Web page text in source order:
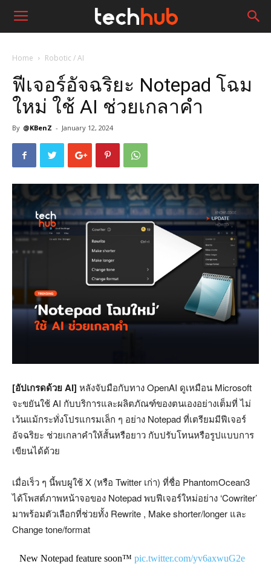
Home Robotic / AI
ฟีเจอร์อัจฉริยะ Notepad โฉม
ใหม่ ใช้ AI ช่วยเกลาคำ
By @KBenZ - January 12, 2024
[อัปเกรดด้วย AI] หลังจับมือกับทาง OpenAI ดูเหมือน Microsoft
จะขยันใช้ AI กับบริการและผลิตภัณฑ์ของตนเองอย่างเต็มที่ ไม่
เว้นแม้กระทั่งโปรแกรมเล็ก ๆ อย่าง Notepad ที่เตรียมมีฟีเจอร์
อัจฉริยะ ช่วยเกลาคำให้สั้นหรือยาว กับปรับโทนหรือรูปแบบการ
เขียนได้ด้วย
เมื่อเร็ว ๆ นี้พบผูใช้ X (หรือ Twitter เก่า) ที่ชื่อ PhantomOcean3
ได้โพสต์ภาพหน้าจอของ Notepad พบฟีเจอร์ใหม่อย่าง ‘Cowriter’
มาพร้อมตัวเลือกที่ช่วยทั้ง Rewrite , Make shorter/longer และ
Change tone/format
New Notepad feature soon™️pic.twitter.com/yv6axwuG2e